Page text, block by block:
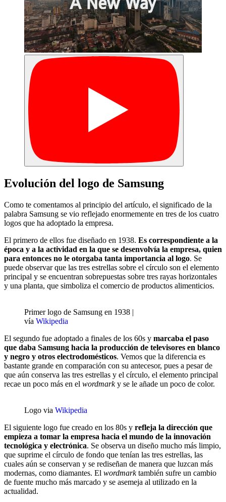
Evolución del logo de Samsung
Como te comentamos al principio del artículo, el significado de la
palabra Samsung se vio reflejado enormemente en tres de los cuatro
logos que ha adoptado la empresa.
El primero de ellos fue diseñado en 1938. Es correspondiente a la
época y a la actividad en la que se desenvolvía la empresa, quien
para entonces no le otorgaba tanta importancia al logo. Se
puede observar que las tres estrellas sobre el círculo son el elemento
principal y se encuentran sobrepuestas sobre tres rayas horizontales
y una planta, que simboliza el comercio de productos alimenticios.
Primer logo de Samsung en 1938 |
vía Wikipedia
El segundo fue adoptado a finales de los 60s y marcaba el paso
que daba Samsung hacia la producción de televisores en blanco
y negro y otros electrodomésticos. Vemos que la diferencia es
bastante grande en comparación con su antecesor, pues a pesar de
que aún conserva las tres estrellas y el círculo, el elemento principal
recae un poco más en el wordmarky se le añade un poco de color.
Logo via Wikipedia
El siguiente logo fue creado en los 80s y refleja la dirección que
empieza a tomar la empresa hacia el mundo de la innovación
tecnológica y electrónica. Se observa un diseño mucho más limpio,
que suprime el círculo de fondo que tenían las tres estrellas, las
cuales aún se conservan y se rediseñan de manera que luzcan más
modernas, como diamantes. El wordmarktambién sufre un cambio
de fuente mucho más marcado y se asemeja al utilizado en la
actualidad.